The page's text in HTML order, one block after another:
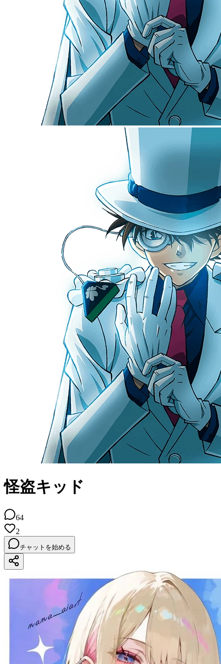
怪盗キッド
64
2
チャットを始める